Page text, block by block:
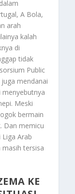
A Bola,
arah
kalah
di
tidak
Public
mendanai
menyebutnya
Meski
bermain
Dan memicu
Arab
masih tersisa
KE